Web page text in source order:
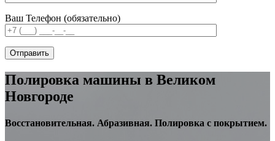
Ваш Телефон (обязательно)
Полировка машины в Великом
Новгороде
Восстановительная. Абразивная. Полировка с покрытием.